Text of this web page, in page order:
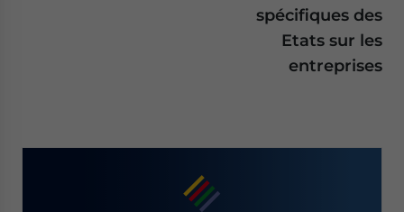
spécifiques des
Etats sur les
entreprises